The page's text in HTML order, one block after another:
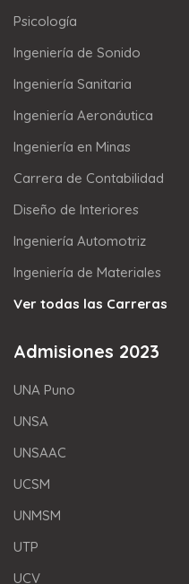
Psicología
Ingeniería de Sonido
Ingeniería Sanitaria
Ingeniería Aeronáutica
Ingeniería en Minas
Carrera de Contabilidad
Diseño de Interiores
Ingeniería Automotriz
Ingeniería de Materiales
Ver todas las Carreras
Admisiones 2023
UNA Puno
UNSA
UNSAAC
UCSM
UNMSM
UTP
UCV